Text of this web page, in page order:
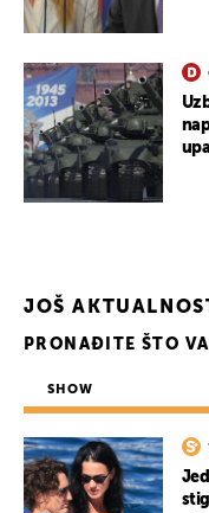
JOŠ
PRONAĐITE ŠTO
SHOW